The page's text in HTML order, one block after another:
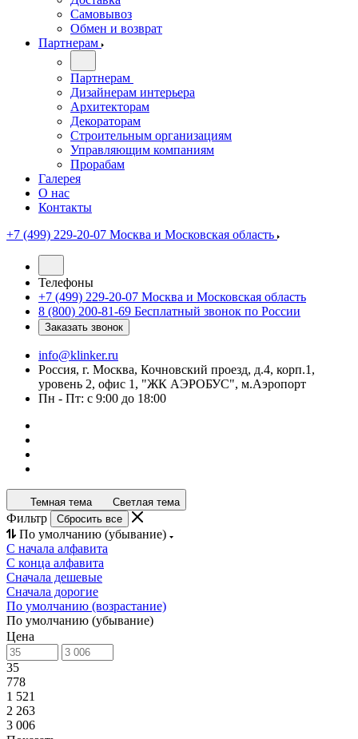
Самовывоз
Обмен и возврат
Партнерам
Партнерам
Дизайнерам интерьера
Архитекторам
Декораторам
Строительным организациям
Управляющим компаниям
Прорабам
Галерея
О нас
Контакты
+7 (499) 229-20-07 Москва и Московская область
Телефоны
+7 (499) 229-20-07 Москва и Московская область
8 (800) 200-81-69 Бесплатный звонок по России
Заказать звонок
info@klinker.ru
Россия, г. Москва, Кочновский проезд, д.4, корп.1,
уровень 2, офис 1, "ЖК АЭРОБУС", м.Аэропорт
Пн - Пт: с 9:00 до 18:00
Темная тема Светлая тема
Фильтр Сбросить все
По умолчанию (убывание)
С начала алфавита
С конца алфавита
Сначала дешевые
Сначала дорогие
По умолчанию (возрастание)
По умолчанию (убывание)
Цена
35
778
1 521
2 263
3 006